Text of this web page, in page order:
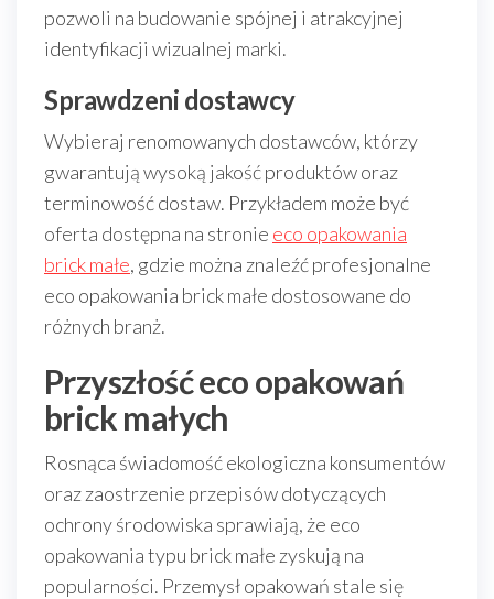
pozwoli na budowanie spójnej i atrakcyjnej
identyfikacji wizualnej marki.
Sprawdzeni dostawcy
Wybieraj renomowanych dostawców, którzy
gwarantują wysoką jakość produktów oraz
terminowość dostaw. Przykładem może być
oferta dostępna na stronie eco opakowania
brick małe, gdzie można znaleźć profesjonalne
eco opakowania brick małe dostosowane do
różnych branż.
Przyszłość eco opakowań
brick małych
Rosnąca świadomość ekologiczna konsumentów
oraz zaostrzenie przepisów dotyczących
ochrony środowiska sprawiają, że eco
opakowania typu brick małe zyskują na
popularności. Przemysł opakowań stale się